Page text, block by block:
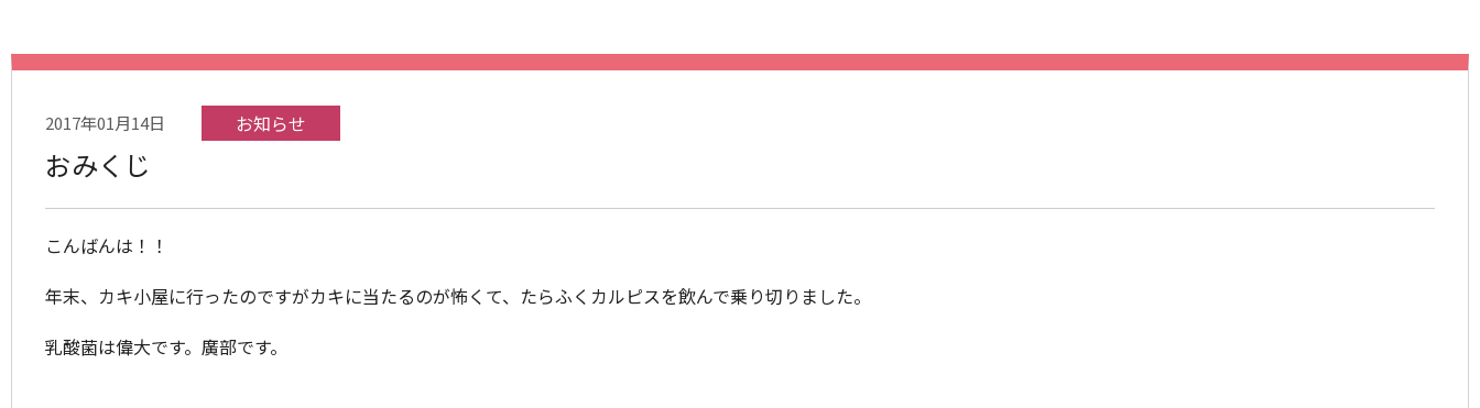
2017年01月14日 お知らせ
おみくじ
こんばんは！！
年末、カキ小屋に行ったのですがカキに当たるのが怖くて、たらふくカルピスを飲んで乗り切りました。
乳酸菌は偉大です。廣部です。